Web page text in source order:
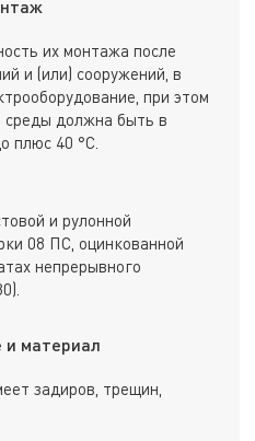
их монтажа после
и (или) сооружений, в
при этом
должна быть в
плюс 40 °С.
и рулонной
08 ПС, оцинкованной
непрерывного
и материал
задиров, трещин,